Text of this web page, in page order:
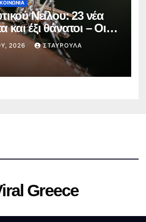
ΚΟΙΝΩΝΙΑ
Νείλου: 23 νέα
και έξι θάνατοι – Οι
περιστατικά
2026 ΣΤΑΥΡΟΎΛΑ
Greece